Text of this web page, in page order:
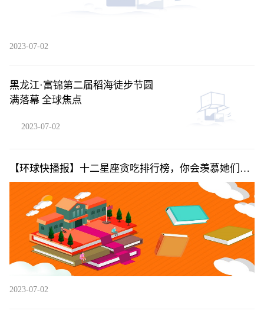
2023-07-02
黑龙江·富锦第二届稻海徒步节圆
满落幕 全球焦点
2023-07-02
【环球快播报】十二星座贪吃排行榜，你会羡慕她们还
是嫉妒呢
2023-07-02